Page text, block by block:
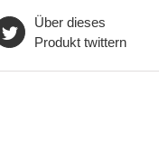
Über dieses
Produkt twittern